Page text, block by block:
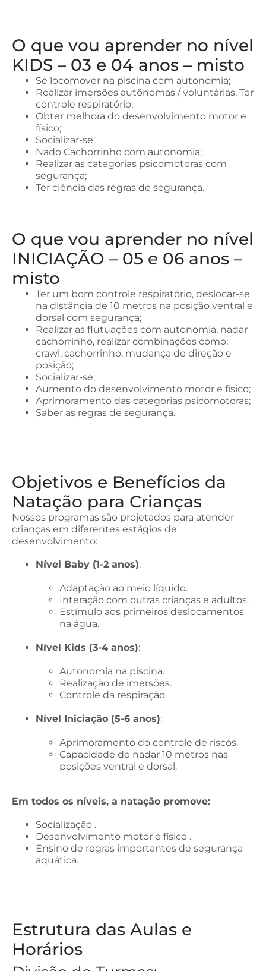
O que vou aprender no nível
KIDS – 03 e 04 anos – misto
Se locomover na piscina com autonomia;
Realizar imersões autônomas / voluntárias, Ter
controle respiratório;
Obter melhora do desenvolvimento motor e
físico;
Socializar-se;
Nado Cachorrinho com autonomia;
Realizar as categorias psicomotoras com
segurança;
Ter ciência das regras de segurança.
O que vou aprender no nível
INICIAÇÃO – 05 e 06 anos –
misto
Ter um bom controle respiratório, deslocar-se
na distância de 10 metros na posição ventral e
dorsal com segurança;
Realizar as flutuações com autonomia, nadar
cachorrinho, realizar combinações como:
crawl, cachorrinho, mudança de direção e
posição;
Socializar-se;
Aumento do desenvolvimento motor e físico;
Aprimoramento das categorias psicomotoras;
Saber as regras de segurança.
Objetivos e Benefícios da
Natação para Crianças
Nossos programas são projetados para atender
crianças em diferentes estágios de
desenvolvimento:
Nível Baby (1-2 anos):
Adaptação ao meio líquido.
Interação com outras crianças e adultos.
Estímulo aos primeiros deslocamentos
na água.
Nível Kids (3-4 anos):
Autonomia na piscina.
Realização de imersões.
Controle da respiração.
Nível Iniciação (5-6 anos):
Aprimoramento do controle de riscos.
Capacidade de nadar 10 metros nas
posições ventral e dorsal.
Em todos os níveis, a natação promove:
Socialização .
Desenvolvimento motor e físico .
Ensino de regras importantes de segurança
aquática.
Estrutura das Aulas e
Horários